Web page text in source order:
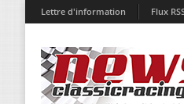
Lettre d'information Flux